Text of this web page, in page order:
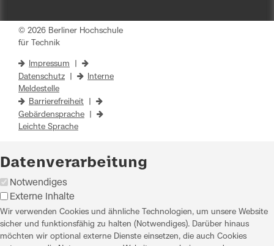
© 2026 Berliner Hochschule
für Technik
Impressum
Datenschutz
Interne
Meldestelle
Barrierefreiheit
Gebärdensprache
Leichte Sprache
Datenverarbeitung
Notwendiges
Externe Inhalte
Wir verwenden Cookies und ähnliche Technologien, um unsere Website
sicher und funktionsfähig zu halten (Notwendiges). Darüber hinaus
möchten wir optional externe Dienste einsetzen, die auch Cookies